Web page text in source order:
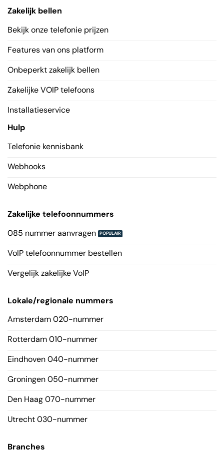
Zakelijk bellen
Bekijk onze telefonie prijzen
Features van ons platform
Onbeperkt zakelijk bellen
Zakelijke VOIP telefoons
Installatieservice
Hulp
Telefonie kennisbank
Webhooks
Webphone
Zakelijke telefoonnummers
085 nummer aanvragen
VoIP telefoonnummer bestellen
Vergelijk zakelijke VoIP
Lokale/regionale nummers
Amsterdam 020-nummer
Rotterdam 010-nummer
Eindhoven 040-nummer
Groningen 050-nummer
Den Haag 070-nummer
Utrecht 030-nummer
Branches